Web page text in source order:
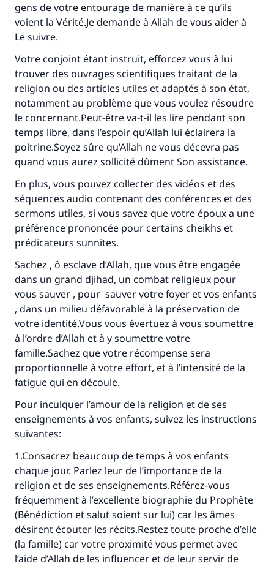
gens de votre entourage de manière à ce qu’ils
voient la Vérité.Je demande à Allah de vous aider à
Le suivre.
Votre conjoint étant instruit, efforcez vous à lui
trouver des ouvrages scientifiques traitant de la
religion ou des articles utiles et adaptés à son état,
notamment au problème que vous voulez résoudre
le concernant.Peut-être va-t-il les lire pendant son
temps libre, dans l’espoir qu’Allah lui éclairera la
poitrine.Soyez sûre qu’Allah ne vous décevra pas
quand vous aurez sollicité dûment Son assistance.
En plus, vous pouvez collecter des vidéos et des
séquences audio contenant des conférences et des
sermons utiles, si vous savez que votre époux a une
préférence prononcée pour certains cheikhs et
prédicateurs sunnites.
Sachez , ô esclave d’Allah, que vous être engagée
dans un grand djihad, un combat religieux pour
vous sauver , pour sauver votre foyer et vos enfants
, dans un milieu défavorable à la préservation de
votre identité.Vous vous évertuez à vous soumettre
à l’ordre d’Allah et à y soumettre votre
famille.Sachez que votre récompense sera
proportionnelle à votre effort, et à l’intensité de la
fatigue qui en découle.
Pour inculquer l’amour de la religion et de ses
enseignements à vos enfants, suivez les instructions
suivantes:
1.Consacrez beaucoup de temps à vos enfants
chaque jour. Parlez leur de l’importance de la
religion et de ses enseignements.Référez-vous
fréquemment à l’excellente biographie du Prophète
(Bénédiction et salut soient sur lui) car les âmes
désirent écouter les récits.Restez toute proche d’elle
(la famille) car votre proximité vous permet avec
l’aide d’Allah de les influencer et de leur servir de
Faites une différence dans la vie de
millions de personnes grâce à votre
contribution
Aidez nous à apporter des réponses.
Le Messager d'Allah (Paix sur lui) a dit:
"Celui qui indique une bonne action obtient la
même récompense que celui qui le fait."
(MOUSLIM 1893)
Soutenez IslamQA